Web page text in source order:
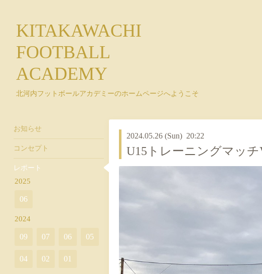
KITAKAWACHI
FOOTBALL
ACADEMY
北河内フットボールアカデミーのホームページへようこそ
2024.05.26 (Sun) 20:22
U15トレーニングマッ
お知らせ
コンセプト
レポート
2025
06
2024
09 07 06 05
04 02 01